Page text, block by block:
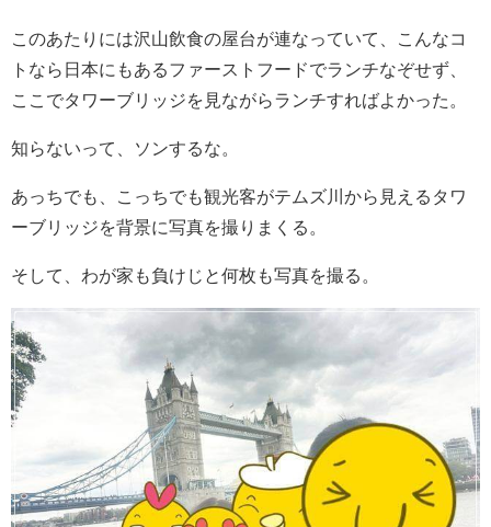
このあたりには沢山飲食の屋台が連なっていて、こんなコ
トなら日本にもあるファーストフードでランチなぞせず、
ここでタワーブリッジを見ながらランチすればよかった。
知らないって、ソンするな。
あっちでも、こっちでも観光客がテムズ川から見えるタワ
ーブリッジを背景に写真を撮りまくる。
そして、わが家も負けじと何枚も写真を撮る。